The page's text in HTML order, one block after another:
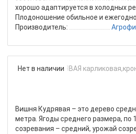
хорошо адаптируется в холодных
Плодоношение обильное и
Производитель:
Нет в наличии
Вишня Кудрявая – это дерево
метра. Ягоды среднего размера, по
созревания – средний, урожай